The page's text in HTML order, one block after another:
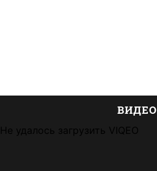
ВИДЕО
Не удалось загрузить VIQEO